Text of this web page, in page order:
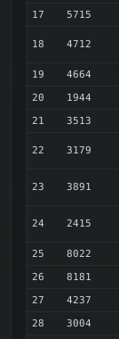
17 5715
18 4712
19 4664
20 1944
21 3513
22 3179
23 3891
24 2415
25 8022
26 8181
27 4237
28 3004